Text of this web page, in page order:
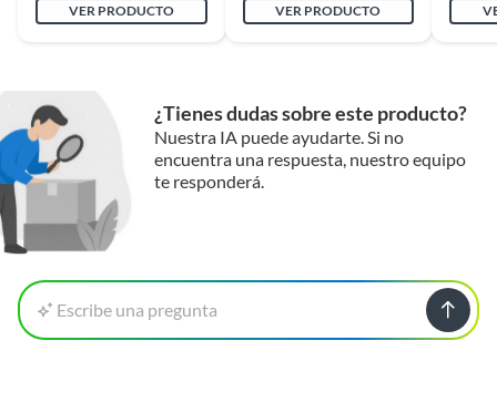
VER PRODUCTO VER PRODUCTO
¿Tienes dudas sobre este producto?
Nuestra IA puede ayudarte. Si no
encuentra una respuesta, nuestro equipo
te responderá.
Escribe una pregunta